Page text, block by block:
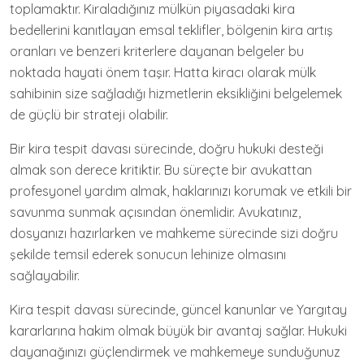
toplamaktır. Kiraladığınız mülkün piyasadaki kira
bedellerini kanıtlayan emsal teklifler, bölgenin kira artış
oranları ve benzeri kriterlere dayanan belgeler bu
noktada hayati önem taşır. Hatta kiracı olarak mülk
sahibinin size sağladığı hizmetlerin eksikliğini belgelemek
de güçlü bir strateji olabilir.
Bir kira tespit davası sürecinde, doğru hukuki desteği
almak son derece kritiktir. Bu süreçte bir avukattan
profesyonel yardım almak, haklarınızı korumak ve etkili bir
savunma sunmak açısından önemlidir. Avukatınız,
dosyanızı hazırlarken ve mahkeme sürecinde sizi doğru
şekilde temsil ederek sonucun lehinize olmasını
sağlayabilir.
Kira tespit davası sürecinde, güncel kanunlar ve Yargıtay
kararlarına hakim olmak büyük bir avantaj sağlar. Hukuki
dayanağınızı güçlendirmek ve mahkemeye sunduğunuz